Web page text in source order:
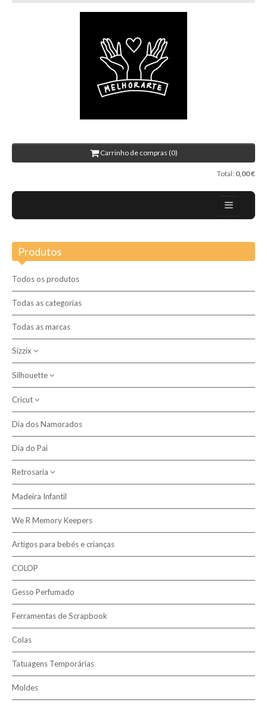
Carrinho de compras (0)
Total: 0,00 €
Sobre nós
Promoções
Novidades
Contactos
Pesquisar
Produtos
Todos os produtos
Todas as categorias
Todas as marcas
Sizzix
Máquinas de Corte
Cortantes Bigz
Ferramentas e Acessórios Sizzix
Cortantes
Silhouette
Plotters de Corte
Acessórios
Cricut
Vinil Iron On
Dia dos Namorados
Dia do Pai
Retrosaria
Tecido Plastificado
Acessórios, Ferramentas e Complementos de Costura
Tecidos 100% Algodão
Tecidos
Madeira Infantil
We R Memory Keepers
Artigos para bebés e crianças
COLOP
Gesso Perfumado
Ferramentas de Scrapbook
Colas
Tatuagens Temporárias
Moldes